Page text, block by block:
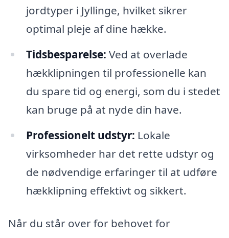
jordtyper i Jyllinge, hvilket sikrer
optimal pleje af dine hække.
Tidsbesparelse: Ved at overlade
hækklipningen til professionelle kan
du spare tid og energi, som du i stedet
kan bruge på at nyde din have.
Professionelt udstyr: Lokale
virksomheder har det rette udstyr og
de nødvendige erfaringer til at udføre
hækklipning effektivt og sikkert.
Når du står over for behovet for